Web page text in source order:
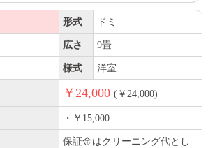
形式 ドミ
広さ 9畳
様式 洋室
￥24,000 (￥24,000)
・￥15,000
保証金はクリーニング代とし